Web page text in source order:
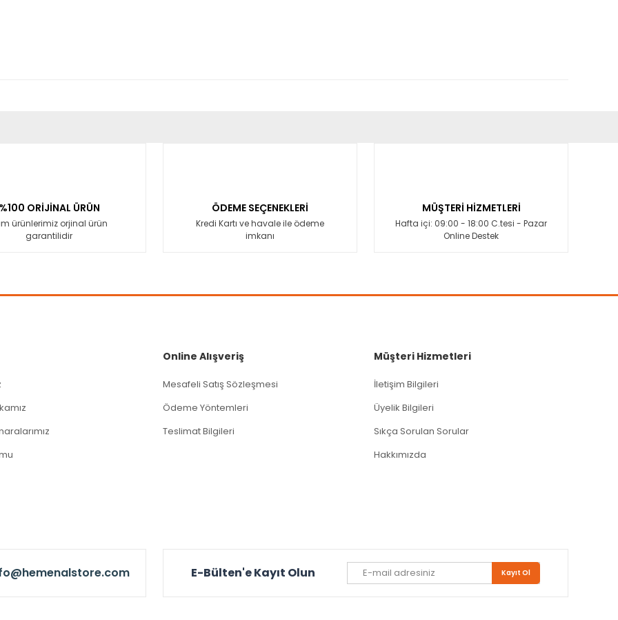
%100 ORİJİNAL ÜRÜN
ürünlerimiz orjinal ürün
garantilidir
ÖDEME SEÇENEKLERİ
Kredi Kartı ve havale ile ödeme
imkanı
MÜŞTERİ HİZMETLERİ
Hafta içi: 09:00 - 18:00 C.tesi - Pazar
Online Destek
Online Alışveriş
Mesafeli Satış Sözleşmesi
Ödeme Yöntemleri
Teslimat Bilgileri
Müşteri Hizmetleri
İletişim Bilgileri
Üyelik Bilgileri
Sıkça Sorulan Sorular
Hakkımızda
E-Bülten'e Kayıt Olun Kayıt Ol